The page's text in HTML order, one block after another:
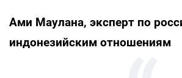
Ами Маулана, эксперт по
индонезийским отношениям